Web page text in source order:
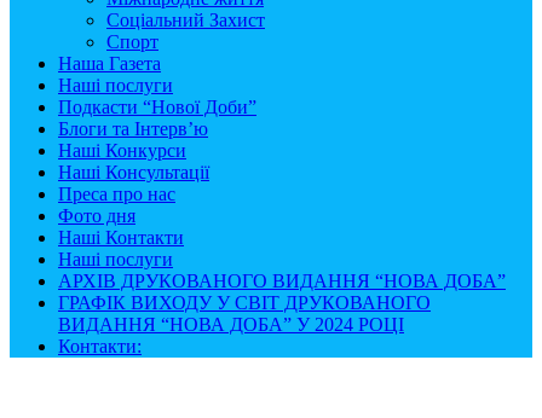
Соціальний Захист
Спорт
Наша Газета
Наші послуги
Подкасти “Нової Доби”
Блоги та Інтерв’ю
Наші Конкурси
Наші Консультації
Преса про нас
Фото дня
Наші Контакти
Наші послуги
АРХІВ ДРУКОВАНОГО ВИДАННЯ “НОВА ДОБА”
ГРАФІК ВИХОДУ У СВІТ ДРУКОВАНОГО
ВИДАННЯ “НОВА ДОБА” У 2024 РОЦІ
Контакти: